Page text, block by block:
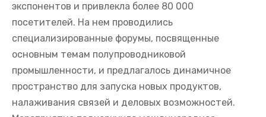
экспонентов и привлекла более 80 000
посетителей. На нем проводились
специализированные форумы, посвященные
основным темам полупроводниковой
промышленности, и предлагалось динамичное
пространство для запуска новых продуктов,
налаживания связей и деловых возможностей.